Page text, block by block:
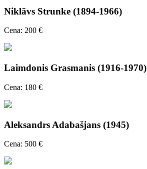
Niklāvs Strunke (1894-1966)
Cena: 200 €
Laimdonis Grasmanis (1916-1970)
Cena: 180 €
Aleksandrs Adabašjans (1945)
Cena: 500 €